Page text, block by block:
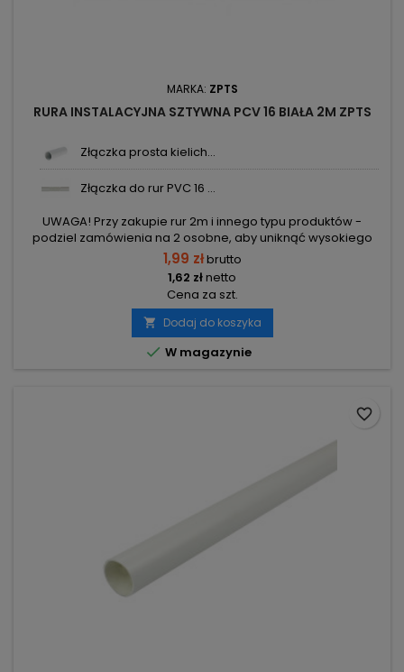
MARKA: ZPTS
RURA INSTALACYJNA SZTYWNA PCV 16 BIAŁA 2M ZPTS
Złączka prosta kielich...
Złączka do rur PVC 16 ...
UWAGA! Przy zakupie rur 2m i innego typu produktów -
podziel zamówienia na 2 osobne, aby uniknąć wysokiego
kosztu transportu! Zamów osobno rury 2m i osobno inne
elementy.
1,99 złbrutto
1,62 złnetto
Cena za szt.
 Dodaj do koszyka
 W magazynie
favorite_border